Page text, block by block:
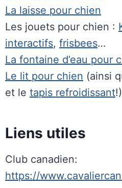
La laisse pour chien
Les jouets pour chien :
interactifs, frisbees…
La fontaine d’eau pour
Le lit pour chien (ainsi
et le tapis refroidissant!)
Liens utiles
Club canadien:
https://